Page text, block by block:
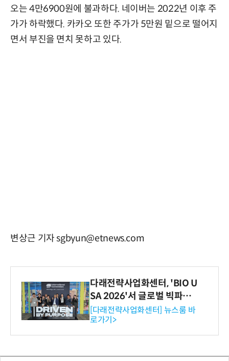
오는 4만6900원에 불과하다. 네이버는 2022년 이후 주
가가 하락했다. 카카오 또한 주가가 5만원 밑으로 떨어지
면서 부진을 면치 못하고 있다.
변상근 기자 sgbyun@etnews.com
다래전략사업화센터, 'BIO U
SA 2026'서 글로벌 빅파마
와의 비즈니스 미팅 지원…K
-바이오 해외 진출 교두보 확
보
[다래전략사업화센터] 뉴스룸 바
로가기>